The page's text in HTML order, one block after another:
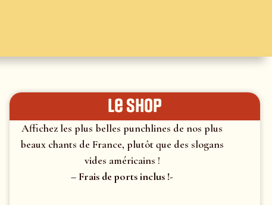
le shop
Affichez les plus belles punchlines de nos plus
beaux chants de France, plutôt que des slogans
vides américains !
– Frais de ports inclus !-